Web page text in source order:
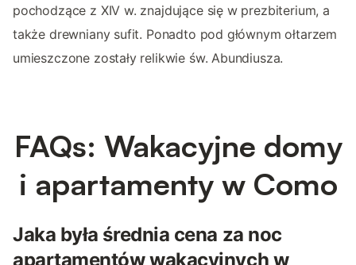
pochodzące z XIV w. znajdujące się w prezbiterium, a
także drewniany sufit. Ponadto pod głównym ołtarzem
umieszczone zostały relikwie św. Abundiusza.
FAQs: Wakacyjne domy
i apartamenty w Como
Jaka była średnia cena za noc
apartamentów wakacyjnych w